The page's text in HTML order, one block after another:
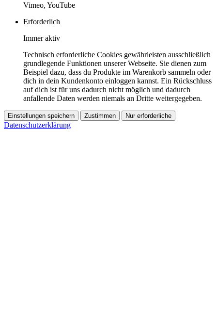
Vimeo, YouTube
Erforderlich
Immer aktiv
Technisch erforderliche Cookies gewährleisten ausschließlich
grundlegende Funktionen unserer Webseite. Sie dienen zum
Beispiel dazu, dass du Produkte im Warenkorb sammeln oder
dich in dein Kundenkonto einloggen kannst. Ein Rückschluss
auf dich ist für uns dadurch nicht möglich und dadurch
anfallende Daten werden niemals an Dritte weitergegeben.
Einstellungen speichern Zustimmen Nur erforderliche
Datenschutzerklärung